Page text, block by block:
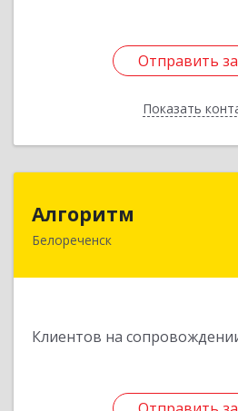
Отправить
Показать
Отправить
Назад
Алгоритм
Белореченск
Клиентов на
352630, Краснодарский